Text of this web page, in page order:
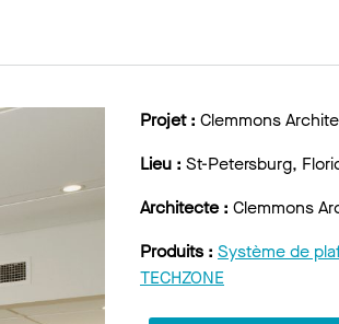
Projet : Clemmons
Lieu : St-Petersburg,
Architecte : Clemmons
Produits : Système de
TECHZONE